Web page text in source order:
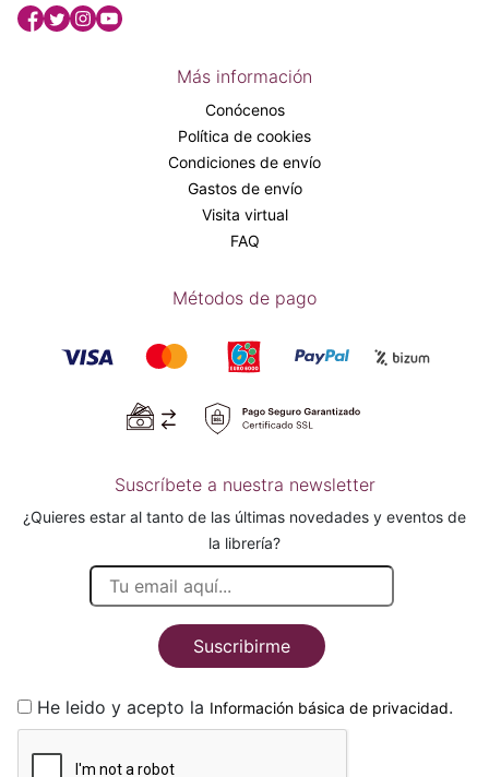
Más información
Conócenos
Política de cookies
Condiciones de envío
Gastos de envío
Visita virtual
FAQ
Métodos de pago
Suscríbete a nuestra newsletter
¿Quieres estar al tanto de las últimas novedades y eventos de
la librería?
Suscribirme
He leido y acepto la Información básica de privacidad.